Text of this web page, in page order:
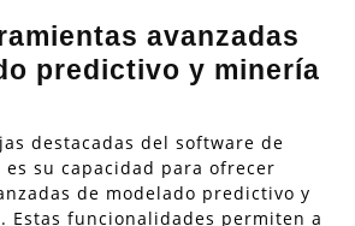
avanzadas
predictivo y minería
destacadas del software de
su capacidad para ofrecer
de modelado predictivo y
Estas funcionalidades permiten a